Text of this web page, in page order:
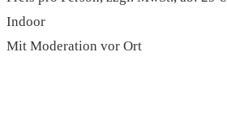
Indoor
Mit Moderation vor Ort